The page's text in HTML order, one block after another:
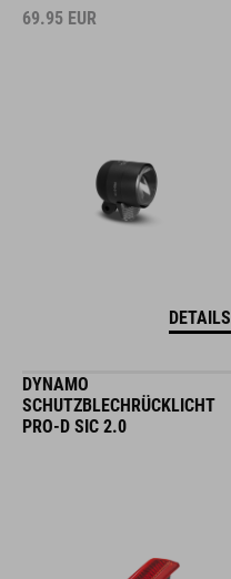
69.95 EUR
DETAILS
DYNAMO
SCHUTZBLECHRÜCKLICHT
PRO-D SIC 2.0